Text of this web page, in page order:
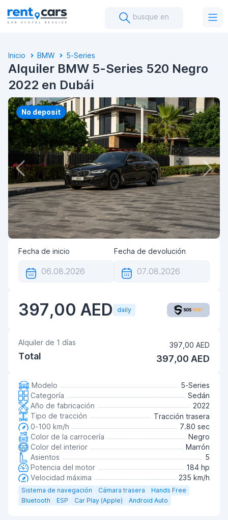
busque en
Inicio BMW 5-Series
Alquiler BMW 5-Series 520 Negro
2022 en Dubái
No deposit
Fecha de inicio Fecha de devolución
397,00 AED daily
Alquiler de 1 días 397,00 AED
Total 397,00 AED
Modelo
5-Series
Categoría
Sedán
Año de fabricación
2022
Tipo de tracción
Tracción trasera
0-100 km/h
7.80 sec
Color de la carrocería
Negro
Color del interior
Marrón
Asientos
5
Potencia del motor
184 hp
Velocidad máxima
235 km/h
Sistema de navegación Cámara trasera
Hands Free
Bluetooth
ESP Car Play (Apple) Android Auto